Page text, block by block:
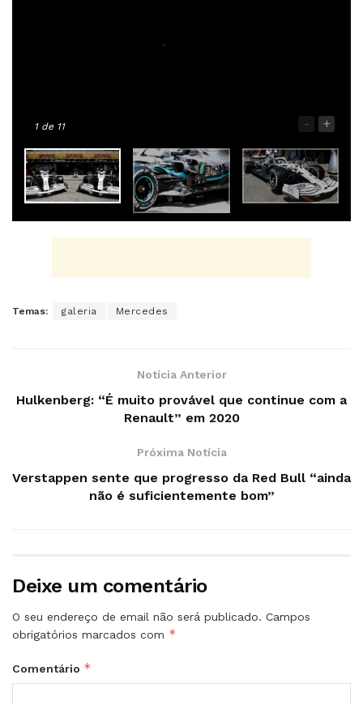
1de 11 - +
Temas: galeria Mercedes
Notícia Anterior
Hulkenberg: “É muito provável que continue com a
Renault” em 2020
Próxima Notícia
Verstappen sente que progresso da Red Bull “ainda
não é suficientemente bom”
Deixe um comentário
O seu endereço de email não será publicado. Campos
obrigatórios marcados com *
Comentário *